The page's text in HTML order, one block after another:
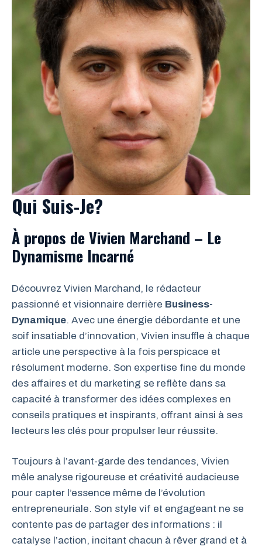
Qui Suis-Je?
À propos de Vivien Marchand – Le
Dynamisme Incarné
Découvrez Vivien Marchand, le rédacteur
passionné et visionnaire derrière Business-
Dynamique. Avec une énergie débordante et une
soif insatiable d’innovation, Vivien insuffle à chaque
article une perspective à la fois perspicace et
résolument moderne. Son expertise fine du monde
des affaires et du marketing se reflète dans sa
capacité à transformer des idées complexes en
conseils pratiques et inspirants, offrant ainsi à ses
lecteurs les clés pour propulser leur réussite.
Toujours à l’avant-garde des tendances, Vivien
mêle analyse rigoureuse et créativité audacieuse
pour capter l’essence même de l’évolution
entrepreneuriale. Son style vif et engageant ne se
contente pas de partager des informations : il
catalyse l’action, incitant chacun à rêver grand et à